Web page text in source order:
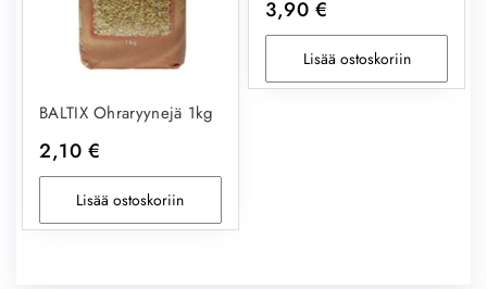
BALTIX Ohraryynejä 1kg
2,10 €
Lisää ostoskoriin
3,90 €
Lisää ostoskoriin